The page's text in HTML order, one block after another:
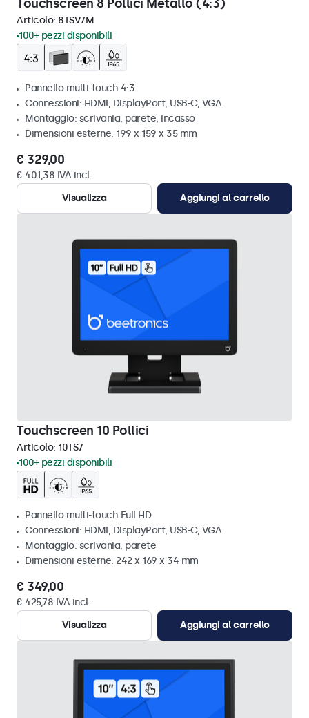
Touchscreen 8 Pollici Metallo (4:3)
Articolo: 8TSV7M
100+ pezzi disponibili
Pannello multi-touch 4:3
Connessioni: HDMI, DisplayPort, USB-C, VGA
Montaggio: scrivania, parete, incasso
Dimensioni esterne: 199 x 159 x 35 mm
€ 329,00
€ 401,38 IVA incl.
Visualizza
Aggiungi al carrello
Touchscreen 10 Pollici
Articolo: 10TS7
100+ pezzi disponibili
Pannello multi-touch Full HD
Connessioni: HDMI, DisplayPort, USB-C, VGA
Montaggio: scrivania, parete
Dimensioni esterne: 242 x 169 x 34 mm
€ 349,00
€ 425,78 IVA incl.
Visualizza
Aggiungi al carrello